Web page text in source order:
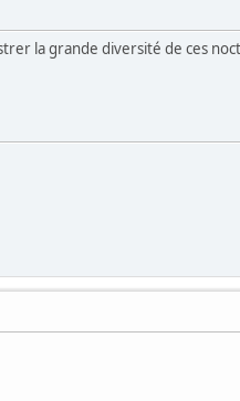
la grande diversité de ces